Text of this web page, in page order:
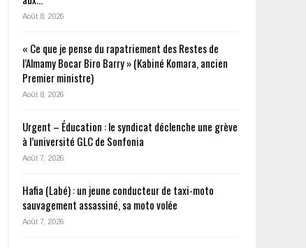
Août 8, 2026
« Ce que je pense du rapatriement des Restes de
l’Almamy Bocar Biro Barry » (Kabiné Komara, ancien
Premier ministre)
Août 8, 2026
Urgent – Éducation : le syndicat déclenche une grève
à l’université GLC de Sonfonia
Août 7, 2026
Hafia (Labé) : un jeune conducteur de taxi-moto
sauvagement assassiné, sa moto volée
Août 7, 2026